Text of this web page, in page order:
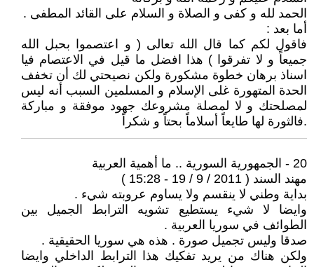
الحمد لله و كفى و الصلاة و السلام على القائد المطفى .
أما بعد :
فاقول لكم كما قال الله تعالى ( و اعتصموا بحبل الله
جميعاً و لا تفرقوا ) هذا افضل ما قيل في الاعتصام فيا
اسناذ برهان خطوة مشكورة ولكن نصيحتي لك أن تخفف
الحدة المتهورة غلى الإسلام و المسلمين السبب أنه ليس
لمصلحتك و لا لمصلة مشروعك جهود موفقة و مباركة
.فالثورة لها طايعاً أسلاماً بحتاً و شكراً
20 - الجمهورية السورية .. ما أهمية العربية
مهند السند ( 2011 / 9 / 19 - 15:28 )
بداية وطني لا ينقسم ولا يساوم عروبته شيء .
وايضا لا شيء يستطيع تشويه الترابط الجميل بين
الطوائف في سوريا العربية .
صدقا وليس تجميل صورة . هذه هي سوريا الحقيقية .
ولكن هناك من يريد تفكيك هذا الترابط الداخلي وايضا